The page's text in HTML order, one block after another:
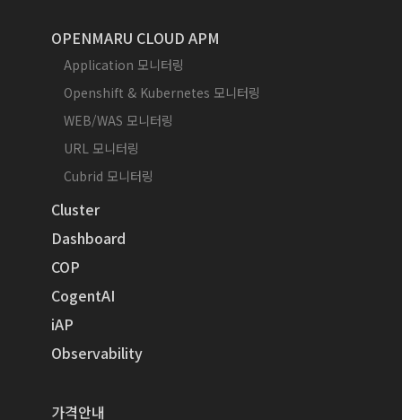
OPENMARU CLOUD APM
Application 모니터링
Openshift & Kubernetes 모니터링
WEB/WAS 모니터링
URL 모니터링
Cubrid 모니터링
Cluster
Dashboard
COP
CogentAI
iAP
Observability
가격안내